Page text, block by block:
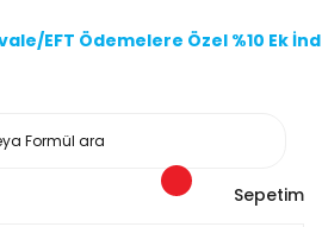
EFT Ödemelere Özel %10 Ek
Sepetim